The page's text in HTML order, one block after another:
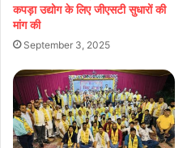
कपड़ा उद्योग के लिए जीएसटी सुधारों की
मांग की
September 3, 2025